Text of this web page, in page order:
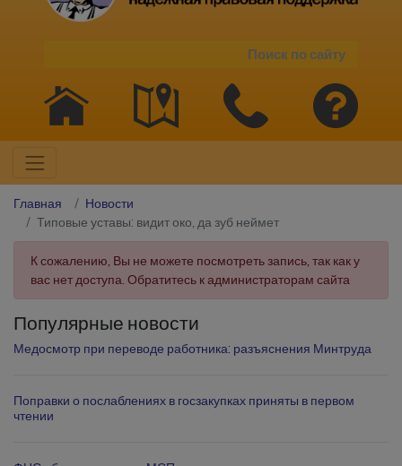
Главная
Новости
Типовые уставы: видит око, да зуб неймет
К сожалению, Вы не можете посмотреть запись, так как у
вас нет доступа. Обратитесь к администраторам сайта
Популярные новости
Медосмотр при переводе работника: разъяснения Минтруда
Поправки о послаблениях в госзакупках приняты в первом
чтении